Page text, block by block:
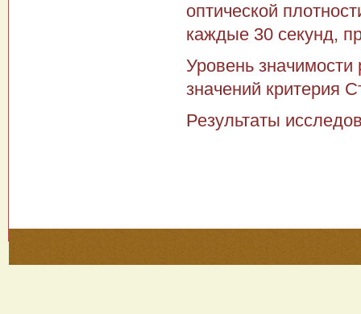
оптической
каждые 30 секунд,
Уровень
значений критерия
Результаты